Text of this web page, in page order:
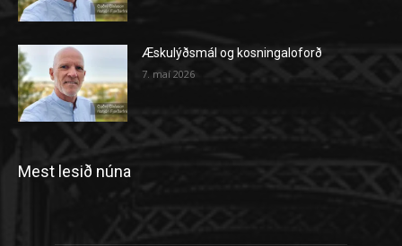
Æskulýðsmál og kosningaloforð
7. maí 2026
Mest lesið núna